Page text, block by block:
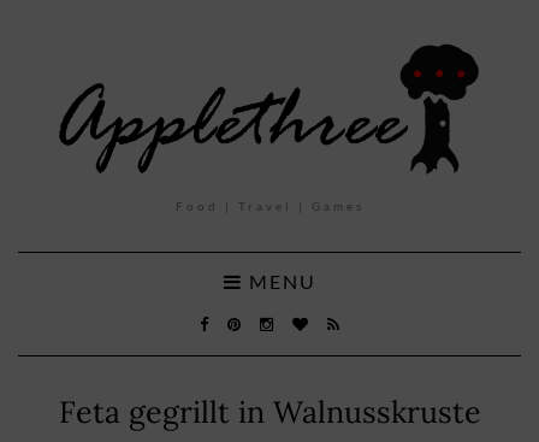
Food | Travel | Games
MENU
Feta gegrillt in Walnusskruste